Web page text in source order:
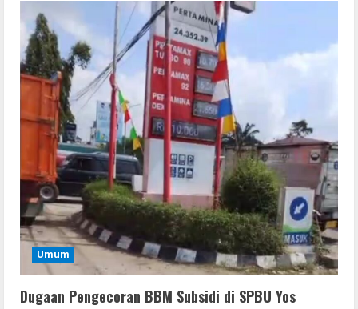
Umum
Dugaan Pengecoran BBM Subsidi di SPBU Yos
2
VL
Office 2024 Mondo Lite Installer EXE
Account-Free Setup Frее Download
To𝚛rent
August 5, 2026
3
Remux
OK! Madam: Bon Voyage 2026 Pre-
DVDRip Updated Audio Magnet
August 5, 2026
VL